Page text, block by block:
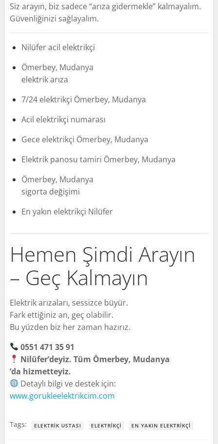
Siz arayın, biz sadece “arıza gidermekle” kalmayalım.
Güvenliğinizi sağlayalım.
Nilüfer acil elektrikçi
Ömerbey, Mudanya
elektrik arıza
7/24 elektrikçi Ömerbey, Mudanya
Acil elektrikçi numarası
Gece elektrikçi Ömerbey, Mudanya
Elektrik panosu tamiri Ömerbey, Mudanya
Ömerbey, Mudanya
sigorta değişimi
En yakın elektrikçi Nilüfer
Hemen Şimdi Arayın
– Geç Kalmayın
Elektrik arızaları, sessizce büyür.
Fark ettiğiniz an, geç olabilir.
Bu yüzden biz her zaman hazırız.
0551 471 35 91
Nilüfer’deyiz. Tüm Ömerbey, Mudanya
’da hizmetteyiz.
Detaylı bilgi ve destek için:
www.gorukleelektrikcim.com
Tags: ELEKTRIK USTASI ELEKTRIKÇI EN YAKIN ELEKTRIKÇI